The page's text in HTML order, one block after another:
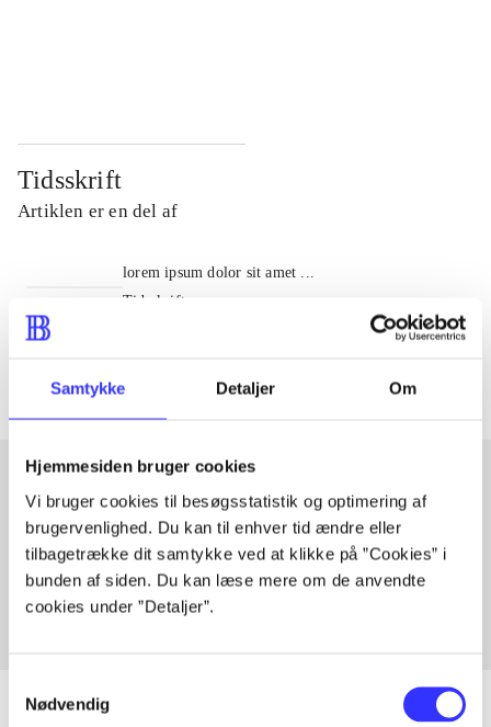
Samtykke Detaljer Om
Hjemmesiden bruger cookies
Vi bruger cookies til besøgsstatistik og optimering af
brugervenlighed. Du kan til enhver tid ændre eller
tilbagetrække dit samtykke ved at klikke på ”Cookies” i
bunden af siden. Du kan læse mere om de anvendte
cookies under ”Detaljer”.
Nødvendig
Tidsskrift
Artiklen er en del af
lorem ipsum dolor sit amet ...
Tidsskrift
Artiklerne i
Artikler med samme emner
Fra